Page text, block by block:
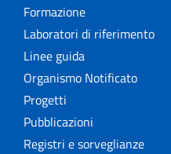
Formazione
Laboratori di riferimento
Linee guida
Organismo Notificato
Progetti
Pubblicazioni
Registri e sorveglianze